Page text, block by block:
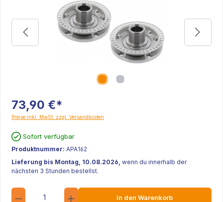
73,90 €*
Preise inkl. MwSt. zzgl. Versandkosten
Sofort verfügbar
Produktnummer: APA162
Lieferung bis Montag, 10.08.2026, wenn du innerhalb der
nächsten 3 Stunden bestellst.
Anzahl
In den Warenkorb